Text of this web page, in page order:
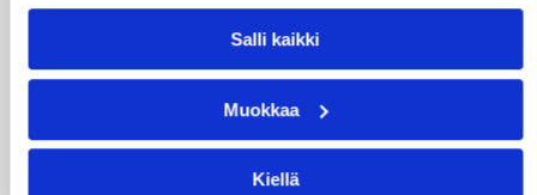
Salli kaikki
Muokkaa
Kiellä